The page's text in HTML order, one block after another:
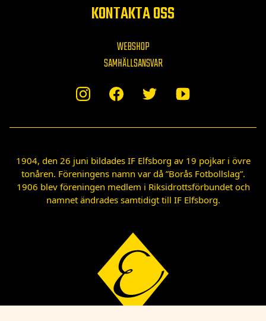
KONTAKTA OSS
WEBSHOP
SAMHÄLLSANSVAR
1904, den 26 juni bildades IF Elfsborg av 19 pojkar i övre
tonåren. Föreningens namn var då ”Borås Fotbollslag”.
1906 blev föreningen medlem i Riksidrottsförbundet och
namnet ändrades samtidigt till IF Elfsborg.